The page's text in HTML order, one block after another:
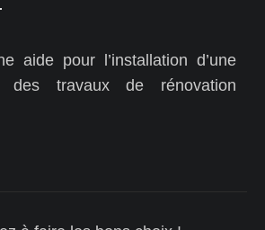
aide pour l’installation d’une
des travaux de rénovation